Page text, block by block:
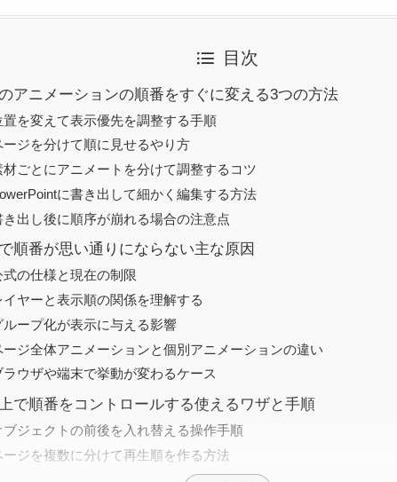
目次
アニメーションの順番をすぐに変える3つの方法
置を変えて表示優先を調整する手順
ージを分けて順に見せるやり方
材ごとにアニメートを分けて調整するコツ
に書き出して細かく編集する方法
き出し後に順序が崩れる場合の注意点
順番が思い通りにならない主な原因
式の仕様と現在の制限
イヤーと表示順の関係を理解する
ループ化が表示に与える影響
ージ全体アニメーションと個別アニメーションの違い
ラウザや端末で挙動が変わるケース
で順番をコントロールする使えるワザと手順
ブジェクトの前後を入れ替える操作手順
ージを複数に分けて再生順を作る方法